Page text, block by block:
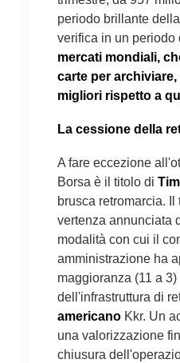
periodo brillante
verifica in un periodo
mercati mondiali,
carte per
migliori rispetto a
La cessione della
A fare eccezione
Borsa è il titolo di
brusca retromarcia.
vertenza annunciata
modalità con cui il
amministrazione ha
maggioranza (11 a
dell'infrastruttura di
americano Kkr. Un
una valorizzazione
chiusura